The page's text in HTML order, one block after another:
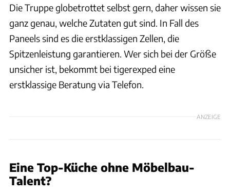
Die Truppe globetrottet selbst gern, daher wissen sie
ganz genau, welche Zutaten gut sind. In Fall des
Paneels sind es die erstklassigen Zellen, die
Spitzenleistung garantieren. Wer sich bei der Größe
unsicher ist, bekommt bei tigerexped eine
erstklassige Beratung via Telefon.
ANZEIGE
Eine Top-Küche ohne Möbelbau-
Talent?